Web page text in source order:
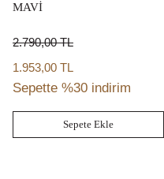
MAVİ
2.790,00TL
1.953,00 TL
Sepette %30 indirim
Sepete Ekle